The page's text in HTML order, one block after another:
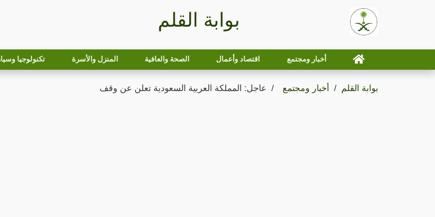
بوابة القلم
أخبار ومجتمع اقتصاد وأعمال الصحة والعافية المنزل والأسرة تكنولوجيا
بوابة القلم أخبار ومجتمع عاجل: المملكة العربية السعودية تعلن عن وقف